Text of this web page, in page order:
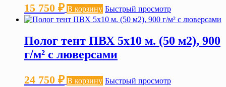
15 750 ₽ В корзину Быстрый просмотр
Полог тент ПВХ 5х10 м. (50 м2), 900
г/м² с люверсами
24 750 ₽ В корзину Быстрый просмотр